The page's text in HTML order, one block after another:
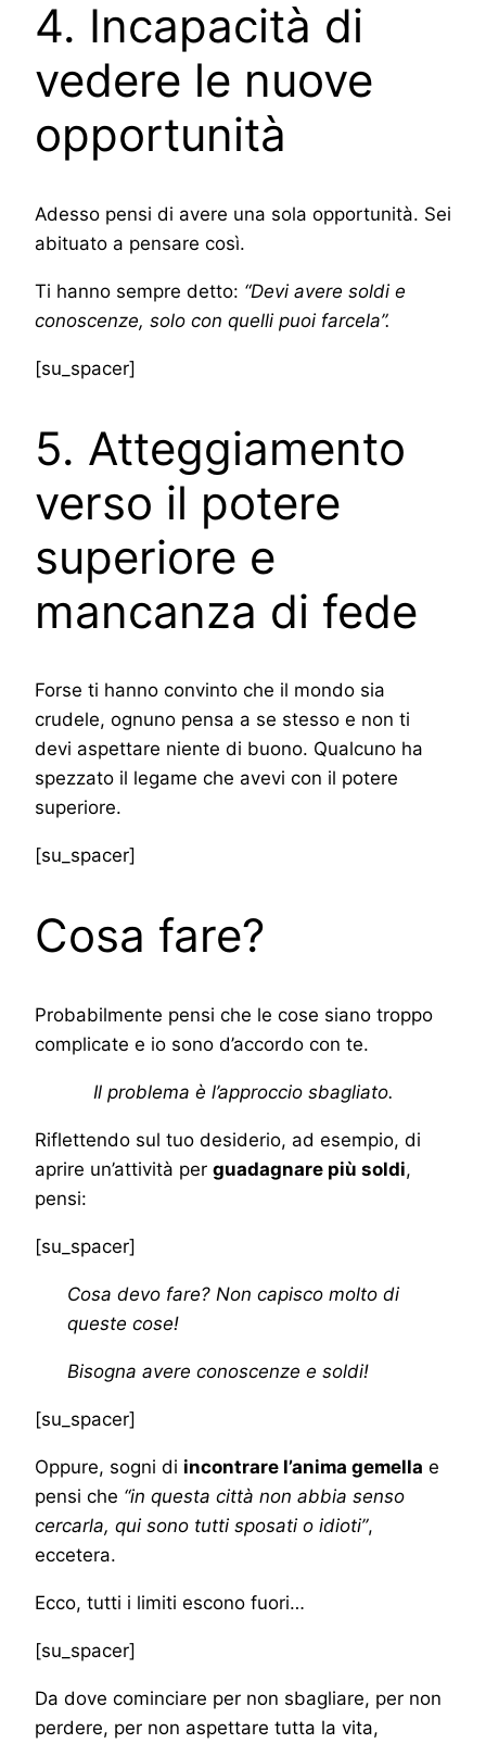
4. Incapacità di
vedere le nuove
opportunità
Adesso pensi di avere una sola opportunità. Sei
abituato a pensare così.
Ti hanno sempre detto: “Devi avere soldi e
conoscenze, solo con quelli puoi farcela”.
[su_spacer]
5. Atteggiamento
verso il potere
superiore e
mancanza di fede
Forse ti hanno convinto che il mondo sia
crudele, ognuno pensa a se stesso e non ti
devi aspettare niente di buono. Qualcuno ha
spezzato il legame che avevi con il potere
superiore.
[su_spacer]
Cosa fare?
Probabilmente pensi che le cose siano troppo
complicate e io sono d’accordo con te.
Il problema è l’approccio sbagliato.
Riflettendo sul tuo desiderio, ad esempio, di
aprire un’attività per guadagnare più soldi,
pensi:
[su_spacer]
Cosa devo fare? Non capisco molto di
queste cose!
Bisogna avere conoscenze e soldi!
[su_spacer]
Oppure, sogni di incontrare l’anima gemella e
pensi che “in questa città non abbia senso
cercarla, qui sono tutti sposati o idioti”,
eccetera.
Ecco, tutti i limiti escono fuori…
[su_spacer]
Da dove cominciare per non sbagliare, per non
perdere, per non aspettare tutta la vita,